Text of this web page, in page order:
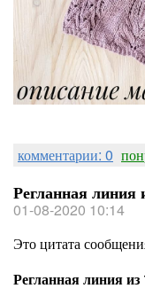
комментарии: 0
Регланная линия
01-08-2020 10:14
Это цитата
Регланная линия из